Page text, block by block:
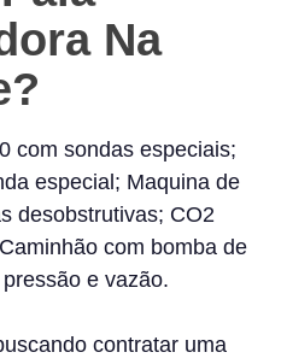
Na
com sondas especiais;
especial; Maquina de
desobstrutivas; CO2
com bomba de
e vazão.
contratar uma